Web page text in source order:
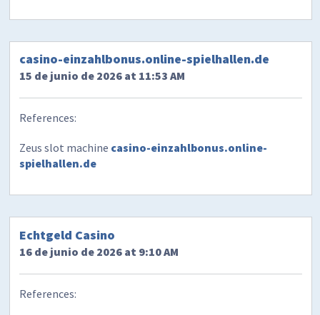
casino-einzahlbonus.online-spielhallen.de
15 de junio de 2026 at 11:53 AM
References:
Zeus slot machine casino-einzahlbonus.online-
spielhallen.de
Echtgeld Casino
16 de junio de 2026 at 9:10 AM
References: